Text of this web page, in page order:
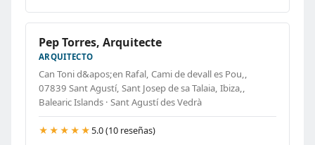
Pep Torres, Arquitecte
ARQUITECTO
Can Toni d&apos;en Rafal, Cami de devall es Pou,,
07839 Sant Agustí, Sant Josep de sa Talaia, Ibiza,,
Balearic Islands · Sant Agustí des Vedrà
★★★★★ 5.0 (10 reseñas)